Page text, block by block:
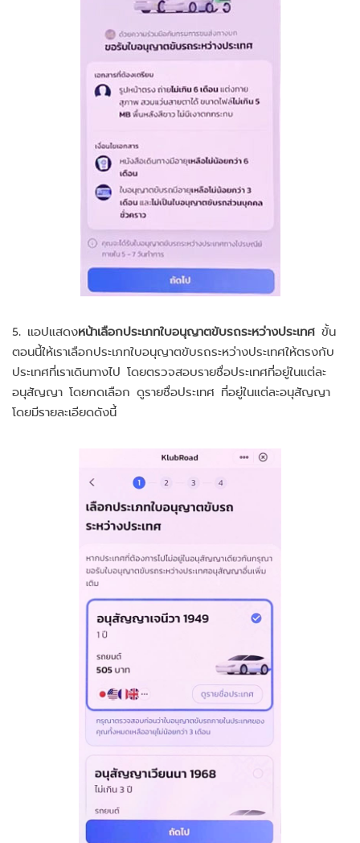
5. แอปแสดงหน้าเลือกประเภทใบอนุญาตขับรถระหว่างประเทศ ขั้น
ตอนนี้ให้เราเลือกประเภทใบอนุญาตขับรถระหว่างประเทศให้ตรงกับ
ประเทศที่เราเดินทางไป โดยตรวจสอบรายชื่อประเทศที่อยู่ในแต่ละ
อนุสัญญา โดยกดเลือก ดูรายชื่อประเทศ ที่อยู่ในแต่ละอนุสัญญา
โดยมีรายละเอียดดังนี้